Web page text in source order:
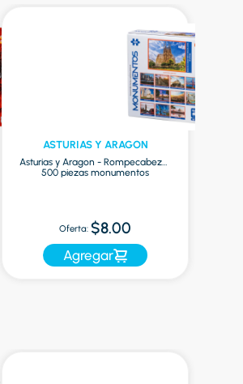
ASTURIAS Y ARAGON
Asturias y Aragon - Rompecabezas
500 piezas monumentos
Oferta: $8.00
Agregar